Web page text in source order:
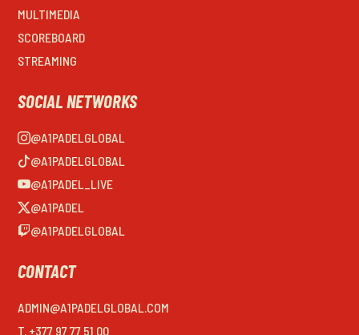
MULTIMEDIA
SCOREBOARD
STREAMING
SOCIAL NETWORKS
@A1PADELGLOBAL
@A1PADELGLOBAL
@A1PADEL_LIVE
@A1PADEL
@A1PADELGLOBAL
CONTACT
ADMIN@A1PADELGLOBAL.COM
T. +377 97 77 51 00